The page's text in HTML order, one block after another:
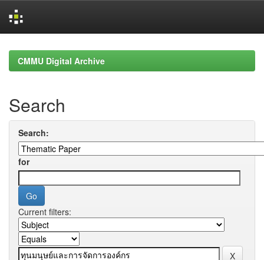
navigationCMMU Digital Archive
Search
Search:
for
Current filters: